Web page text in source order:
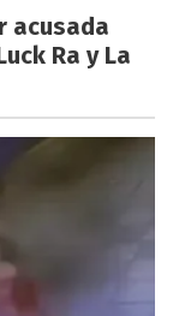
acusada
Ra y La